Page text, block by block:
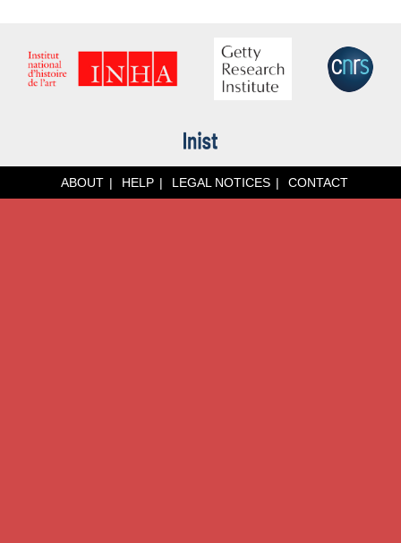
ABOUT HELP LEGAL NOTICES CONTACT